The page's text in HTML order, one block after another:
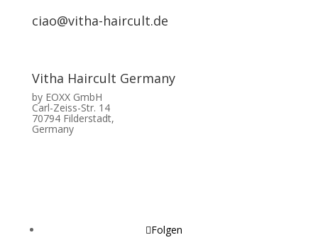
ciao@vitha-haircult.de
Vitha Haircult Germany
by EOXX GmbH
Carl-Zeiss-Str. 14
70794 Filderstadt,
Germany
Folgen